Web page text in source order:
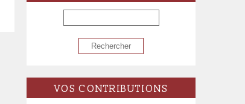
RECHERCHER
VOS CONTRIBUTIONS